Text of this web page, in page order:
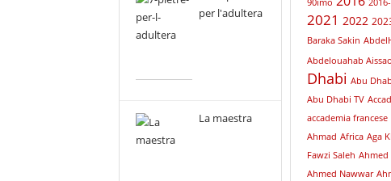
per l'adultera
La maestra
90imo
2021 2022
Baraka Sakin
Abdelouahab
Dhabi Abu
Abu Dhabi TV
accademia francese
Ahmad Africa Aga
Fawzi Saleh Ahmed
Ahmed Nawwar